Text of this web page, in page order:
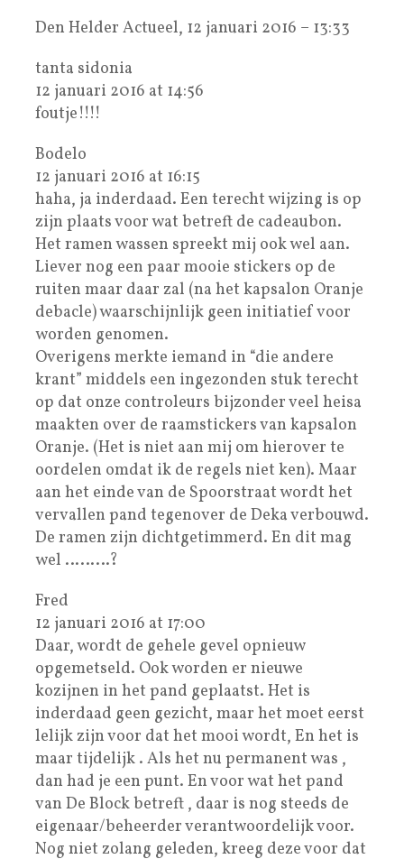
Den Helder Actueel, 12 januari 2016 – 13:33
tanta sidonia
12 januari 2016 at 14:56
foutje!!!!
Bodelo
12 januari 2016 at 16:15
haha, ja inderdaad. Een terecht wijzing is op
zijn plaats voor wat betreft de cadeaubon.
Het ramen wassen spreekt mij ook wel aan.
Liever nog een paar mooie stickers op de
ruiten maar daar zal (na het kapsalon Oranje
debacle) waarschijnlijk geen initiatief voor
worden genomen.
Overigens merkte iemand in “die andere
krant” middels een ingezonden stuk terecht
op dat onze controleurs bijzonder veel heisa
maakten over de raamstickers van kapsalon
Oranje. (Het is niet aan mij om hierover te
oordelen omdat ik de regels niet ken). Maar
aan het einde van de Spoorstraat wordt het
vervallen pand tegenover de Deka verbouwd.
De ramen zijn dichtgetimmerd. En dit mag
wel ………?
Fred
12 januari 2016 at 17:00
Daar, wordt de gehele gevel opnieuw
opgemetseld. Ook worden er nieuwe
kozijnen in het pand geplaatst. Het is
inderdaad geen gezicht, maar het moet eerst
lelijk zijn voor dat het mooi wordt, En het is
maar tijdelijk . Als het nu permanent was ,
dan had je een punt. En voor wat het pand
van De Block betreft , daar is nog steeds de
eigenaar/beheerder verantwoordelijk voor.
Nog niet zolang geleden, kreeg deze voor dat